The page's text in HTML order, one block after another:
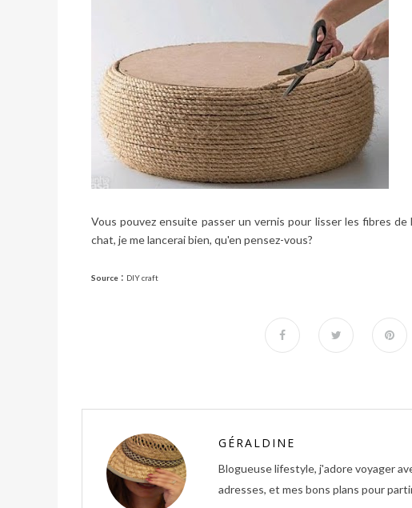
Vous pouvez ensuite passer un vernis pour lisser les fibres
chat, je me lancerai bien, qu'en pensez-vous?
Source : DIY craft
GÉRALDINE
Blogueuse lifestyle, j'adore voyager
adresses, et mes bons plans pour